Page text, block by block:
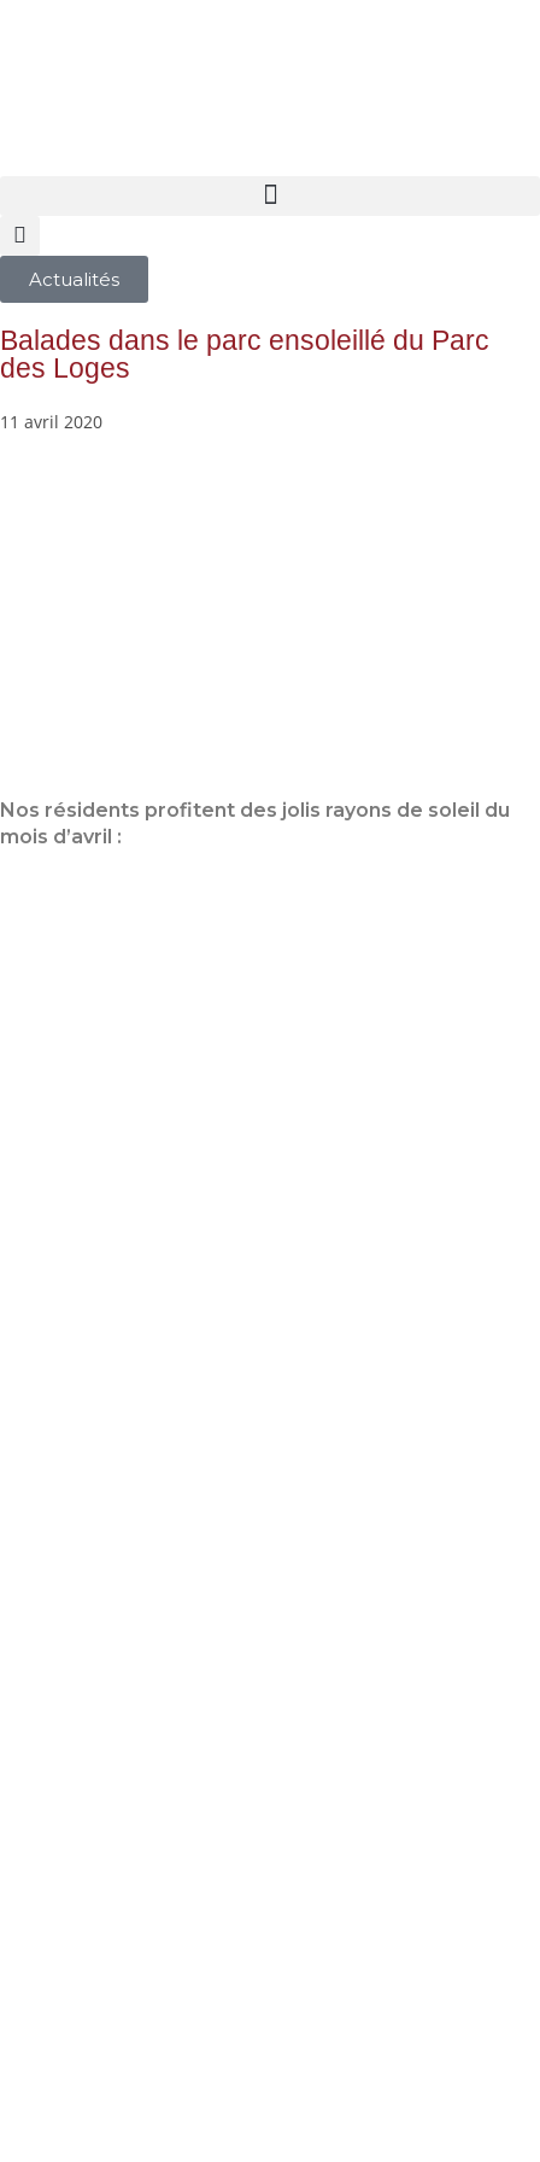
Actualités
Balades dans le parc ensoleillé du Parc
des Loges
11 avril 2020
Nos résidents profitent des jolis rayons de soleil du
mois d’avril :